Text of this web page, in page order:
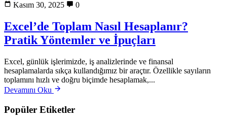
Kasım 30, 2025 0
Excel’de Toplam Nasıl Hesaplanır?
Pratik Yöntemler ve İpuçları
Excel, günlük işlerimizde, iş analizlerinde ve finansal
hesaplamalarda sıkça kullandığımız bir araçtır. Özellikle sayıların
toplamını hızlı ve doğru biçimde hesaplamak,...
Devamını Oku
Popüler Etiketler